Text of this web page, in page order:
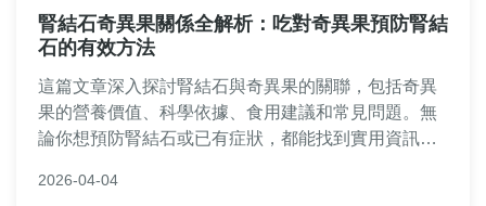
腎結石奇異果關係全解析：吃對奇異果預防腎結
石的有效方法
這篇文章深入探討腎結石與奇異果的關聯，包括奇異
果的營養價值、科學依據、食用建議和常見問題。無
論你想預防腎結石或已有症狀，都能找到實用資訊。
奇異果維護腎臟健康。
2026-04-04